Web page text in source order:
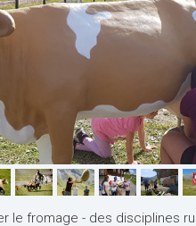
le fromage - des disciplines